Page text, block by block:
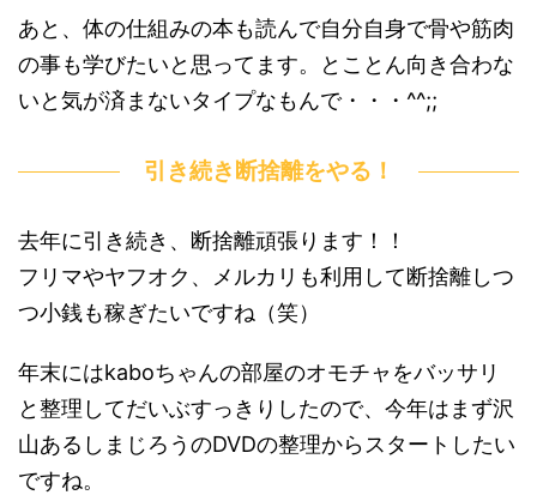
あと、体の仕組みの本も読んで自分自身で骨や筋肉
の事も学びたいと思ってます。とことん向き合わな
いと気が済まないタイプなもんで・・・^^;;
引き続き断捨離をやる！
去年に引き続き、断捨離頑張ります！！
フリマやヤフオク、メルカリも利用して断捨離しつ
つ小銭も稼ぎたいですね（笑）
年末にはkaboちゃんの部屋のオモチャをバッサリ
と整理してだいぶすっきりしたので、今年はまず沢
山あるしまじろうのDVDの整理からスタートしたい
ですね。